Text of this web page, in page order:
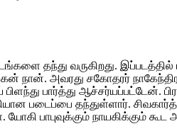
தந்து வருகிறது.
ரசிகன் நான். அவரது சகோதரர்
பார்த்து ஆச்சர்யப்பட்டேன்.
படைப்பை தந்துள்ளார்.
யோகி பாபுவுக்கும்